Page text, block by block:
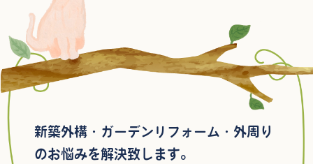
新築外構・ガーデンリフォーム・外周り
のお悩みを解決致します。